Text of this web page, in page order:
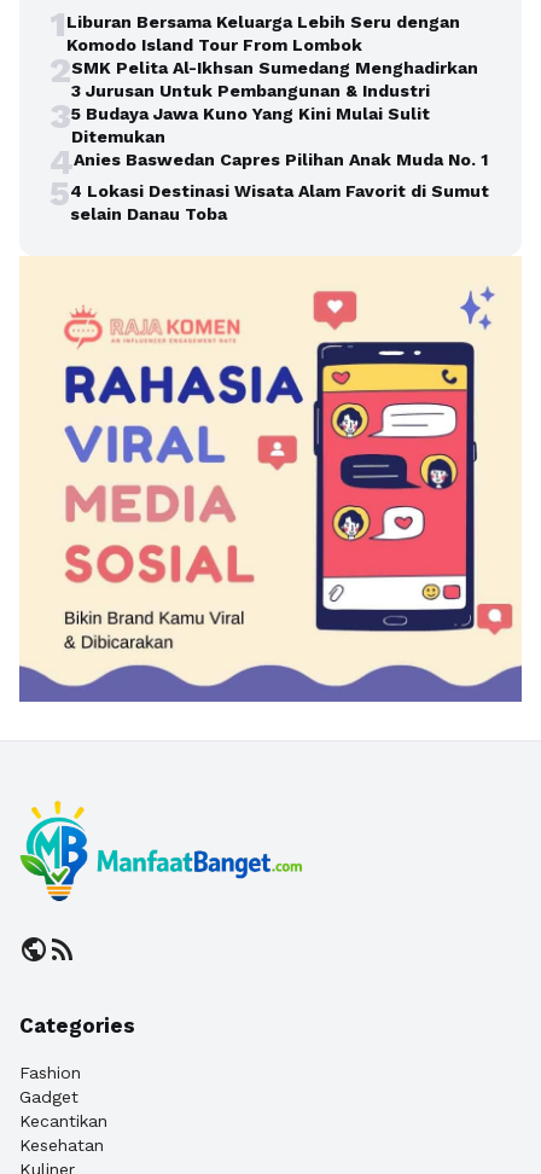
1Liburan Bersama Keluarga Lebih Seru dengan
Komodo Island Tour From Lombok
2SMK Pelita Al-Ikhsan Sumedang Menghadirkan
3 Jurusan Untuk Pembangunan & Industri
35 Budaya Jawa Kuno Yang Kini Mulai Sulit
Ditemukan
4Anies Baswedan Capres Pilihan Anak Muda No. 1
54 Lokasi Destinasi Wisata Alam Favorit di Sumut
selain Danau Toba
publicrss_feed
Categories
Fashion
Gadget
Kecantikan
Kesehatan
Kuliner